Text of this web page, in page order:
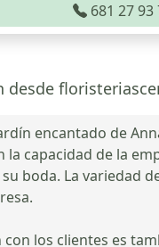
681 27 93
encantado de
la capacidad de la
boda. La variedad
con los clientes es